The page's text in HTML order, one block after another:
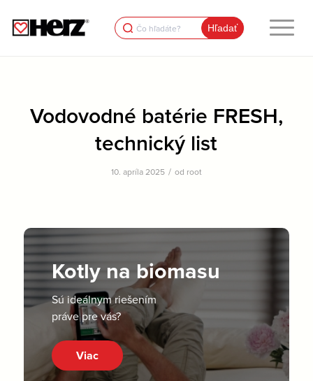
Search
for:
Vodovodné batérie FRESH,
technický list
10. apríla 2025 / od root
Kotly na biomasu
Sú ideálnym riešením
práve pre vás?
Viac